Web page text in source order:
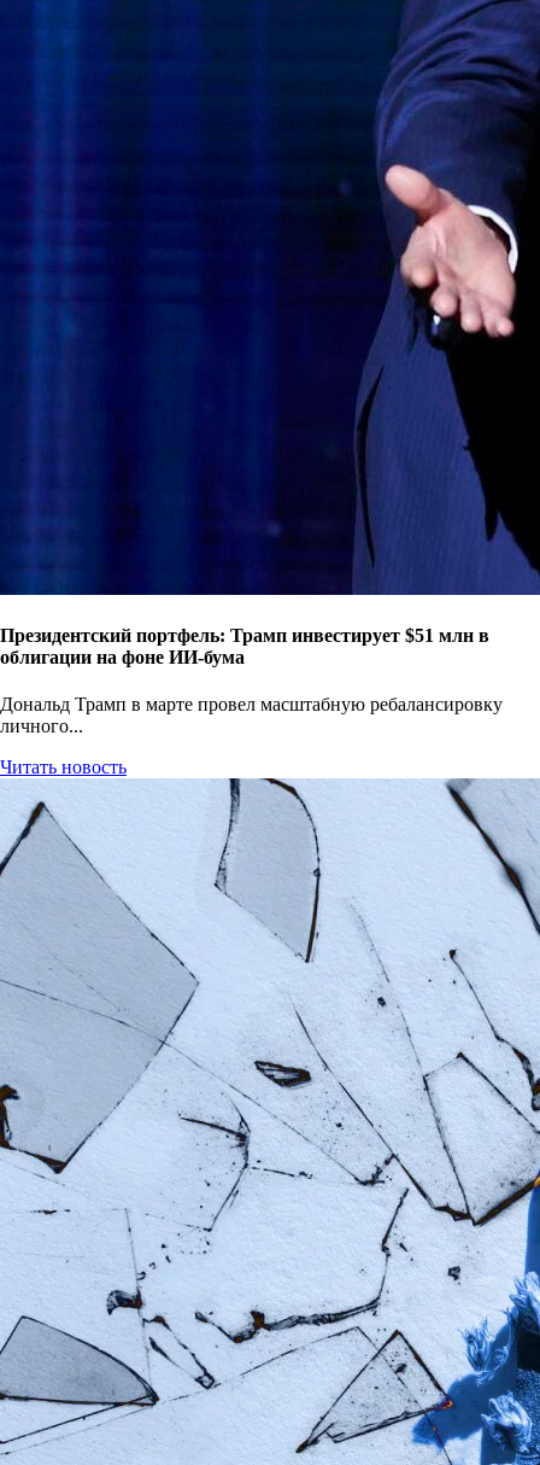
Президентский портфель: Трамп инвестирует $51 млн в
облигации на фоне ИИ-бума
Дональд Трамп в марте провел масштабную ребалансировку
личного...
Читать новость